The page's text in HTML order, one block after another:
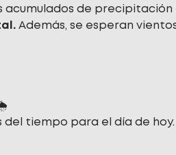
acumulados de precipitación
Además, se esperan
del tiempo para el día de hoy.